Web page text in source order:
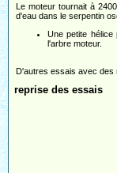
Le moteur tournait à
d'eau dans le serpentin
Une petite
l'arbre moteur.
D'autres essais avec
reprise des essais